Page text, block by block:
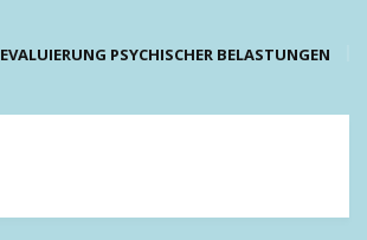
EVALUIERUNG PSYCHISCHER BELASTUNGEN